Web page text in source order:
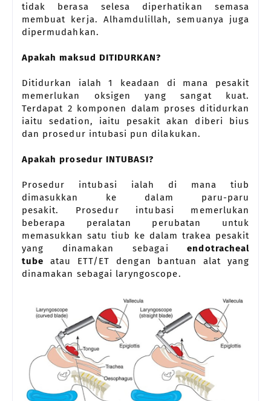
tidak berasa selesa diperhatikan semasa
membuat kerja. Alhamdulillah, semuanya juga
dipermudahkan.
Apakah maksud DITIDURKAN?
Ditidurkan ialah 1 keadaan di mana pesakit
memerlukan oksigen yang sangat kuat.
Terdapat 2 komponen dalam proses ditidurkan
iaitu sedation, iaitu pesakit akan diberi bius
dan prosedur intubasi pun dilakukan.
Apakah prosedur INTUBASI?
Prosedur intubasi ialah di mana tiub
dimasukkan ke dalam paru-paru
pesakit. Prosedur intubasi memerlukan
beberapa peralatan perubatan untuk
memasukkan satu tiub ke dalam trakea pesakit
yang dinamakan sebagai
endotracheal
tube
atau ETT/ET dengan bantuan alat yang
dinamakan sebagai laryngoscope.